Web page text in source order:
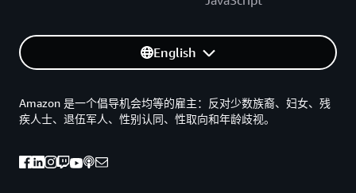
English
Amazon 是一个倡导机会均等的雇主：反对少数族裔、妇女、残
疾人士、退伍军人、性别认同、性取向和年龄歧视。